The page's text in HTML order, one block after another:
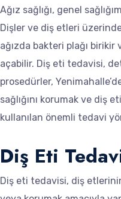
Ağız sağlığı, genel
Dişler ve diş etleri üzerinde
ağızda bakteri plağı
açabilir. Diş eti tedavisi,
prosedürler,
sağlığını korumak ve diş
kullanılan önemli tedavi
Diş Eti
Diş eti tedavisi, diş